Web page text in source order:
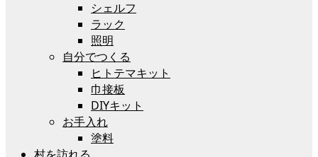
シェルフ
ラック
照明
自分でつくる
ヒトテマキット
巾接板
DIYキット
お手入れ
塗料